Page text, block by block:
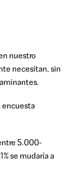
nuestro
necesitan, sin
encuesta
5.000-
se mudaría a